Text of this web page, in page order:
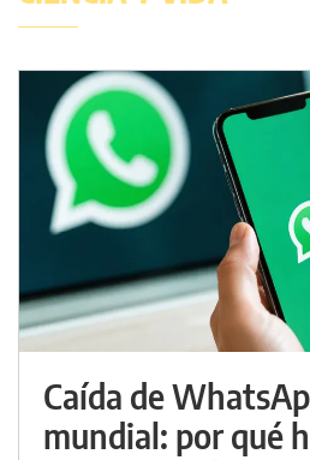
Caída de
mundial: por qué